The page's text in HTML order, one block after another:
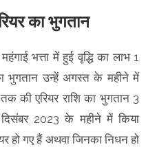
का भुगतान
भत्ता में हुई वृद्धि का लाभ 1
भुगतान उन्हें अगस्त के महीने में
की एरियर राशि का भुगतान 3
2023 के महीने में किया
हो गए हैं अथवा जिनका निधन हो